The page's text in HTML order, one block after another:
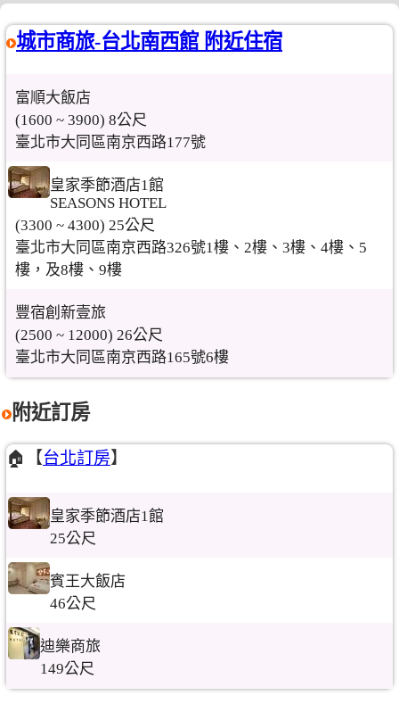
城市商旅-台北南西館 附近住宿
富順大飯店
(1600 ~ 3900) 8公尺
臺北市大同區南京西路177號
皇家季節酒店1館
SEASONS HOTEL
(3300 ~ 4300) 25公尺
臺北市大同區南京西路326號1樓、2樓、3樓、4樓、5
樓，及8樓、9樓
豐宿創新壹旅
(2500 ~ 12000) 26公尺
臺北市大同區南京西路165號6樓
附近訂房
🏠【台北訂房】
皇家季節酒店1館
25公尺
賓王大飯店
46公尺
迪樂商旅
149公尺